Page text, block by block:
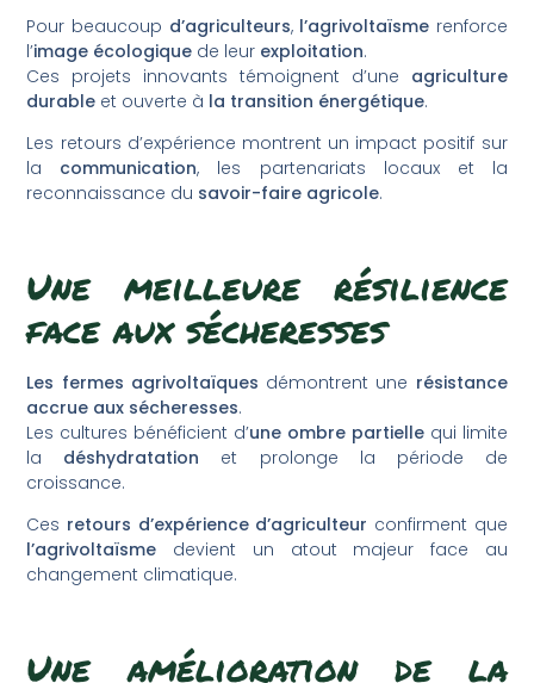
Pour beaucoup d’agriculteurs, l’agrivoltaïsme renforce
l’image écologique de leur exploitation.
Ces projets innovants témoignent d’une agriculture
durable et ouverte à la transition énergétique.
Les retours d’expérience montrent un impact positif sur
la communication, les partenariats locaux et la
reconnaissance du savoir-faire agricole.
Une meilleure résilience
face aux sécheresses
Les fermes agrivoltaïques démontrent une résistance
accrue aux sécheresses.
Les cultures bénéficient d’une ombre partiellequi limite
la déshydratation et prolonge la période de
croissance.
Ces retours d’expérience d’agriculteur confirment que
l’agrivoltaïsme devient un atout majeur face au
changement climatique.
Une amélioration de la